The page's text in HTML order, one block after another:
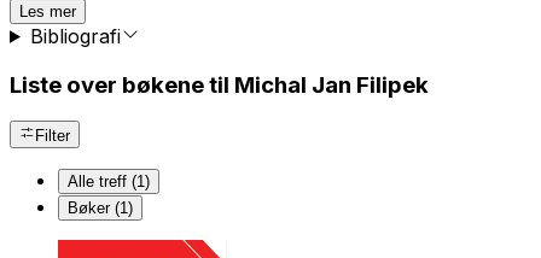
Les mer
Bibliografi
Liste over bøkene til Michal Jan Filipek
Filter
Alle treff (1)
Bøker (1)